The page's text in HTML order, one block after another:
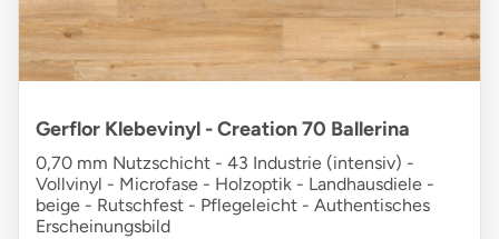
Gerflor Klebevinyl - Creation 70 Ballerina
0,70 mm Nutzschicht - 43 Industrie (intensiv) -
Vollvinyl - Microfase - Holzoptik - Landhausdiele -
beige - Rutschfest - Pflegeleicht - Authentisches
Erscheinungsbild